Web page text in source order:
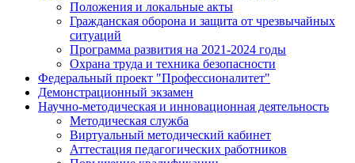
Положения и локальные акты
Гражданская оборона и защита от чрезвычайных
ситуаций
Программа развития на 2021-2024 годы
Охрана труда и техника безопасности
Федеральный проект "Профессионалитет"
Демонстрационный экзамен
Научно-методическая и инновационная деятельность
Методическая служба
Виртуальный методический кабинет
Аттестация педагогических работников